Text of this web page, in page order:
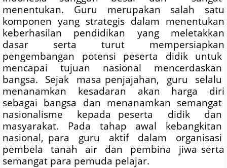
menentukan. Guru merupakan salah satu
komponen yang strategis dalam menentukan
keberhasilan pendidikan yang meletakkan
dasar serta turut mempersiapkan
pengembangan potensi peserta didik untuk
mencapai tujuan nasional mencerdaskan
bangsa. Sejak masa penjajahan, guru selalu
menanamkan kesadaran akan harga diri
sebagai bangsa dan menanamkan semangat
nasionalisme kepada peserta didik dan
masyarakat. Pada tahap awal kebangkitan
nasional, para guru aktif dalam organisasi
pembela tanah air dan pembina jiwa serta
semangat para pemuda pelajar.